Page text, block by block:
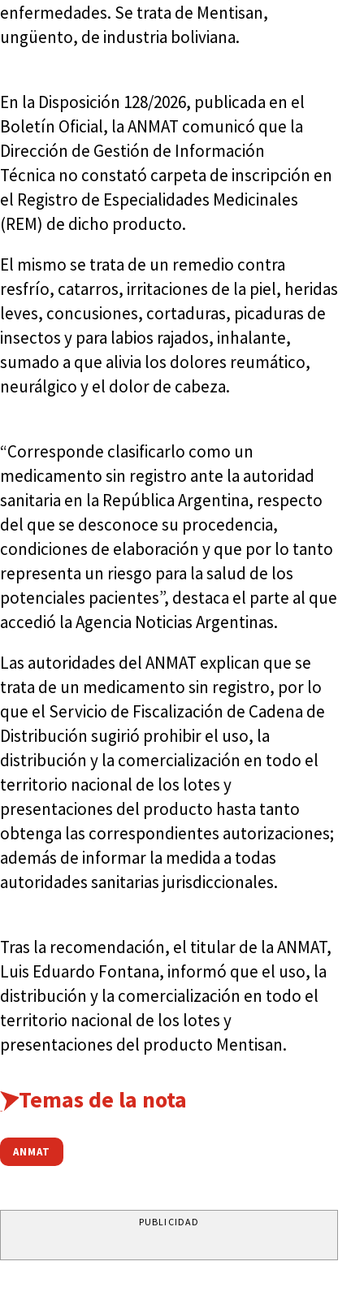
enfermedades. Se trata de Mentisan,
ungüento, de industria boliviana.
En la Disposición 128/2026, publicada en el
Boletín Oficial, la ANMAT comunicó que la
Dirección de Gestión de Información
Técnica no constató carpeta de inscripción en
el Registro de Especialidades Medicinales
(REM) de dicho producto.
El mismo se trata de un remedio contra
resfrío, catarros, irritaciones de la piel, heridas
leves, concusiones, cortaduras, picaduras de
insectos y para labios rajados, inhalante,
sumado a que alivia los dolores reumático,
neurálgico y el dolor de cabeza.
“Corresponde clasificarlo como un
medicamento sin registro ante la autoridad
sanitaria en la República Argentina, respecto
del que se desconoce su procedencia,
condiciones de elaboración y que por lo tanto
representa un riesgo para la salud de los
potenciales pacientes”, destaca el parte al que
accedió la Agencia Noticias Argentinas.
Las autoridades del ANMAT explican que se
trata de un medicamento sin registro, por lo
que el Servicio de Fiscalización de Cadena de
Distribución sugirió prohibir el uso, la
distribución y la comercialización en todo el
territorio nacional de los lotes y
presentaciones del producto hasta tanto
obtenga las correspondientes autorizaciones;
además de informar la medida a todas
autoridades sanitarias jurisdiccionales.
Tras la recomendación, el titular de la ANMAT,
Luis Eduardo Fontana, informó que el uso, la
distribución y la comercialización en todo el
territorio nacional de los lotes y
presentaciones del producto Mentisan.
Temas de la nota
ANMAT
PUBLICIDAD